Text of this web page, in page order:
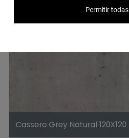
Cassero Grey Natural 120X120
Permitir todas